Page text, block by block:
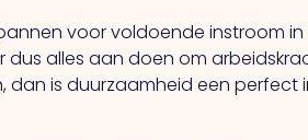
voor voldoende instroom
alles aan doen om
dan is duurzaamheid een